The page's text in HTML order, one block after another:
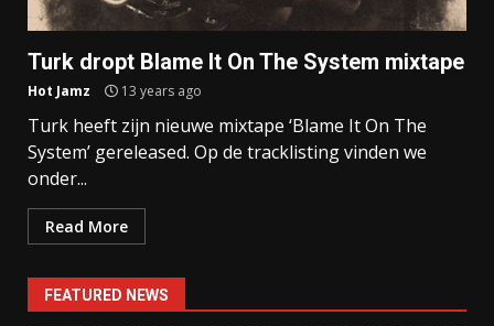
Turk dropt Blame It On The System mixtape
Hot Jamz 13 years ago
Turk heeft zijn nieuwe mixtape ‘Blame It On The
System’ gereleased. Op de tracklisting vinden we
onder...
Read More
FEATURED NEWS